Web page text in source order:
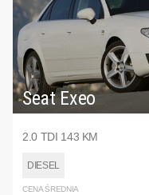
Seat Exeo
2.0 TDI 143 KM
DIESEL
CENA ŚREDNIA